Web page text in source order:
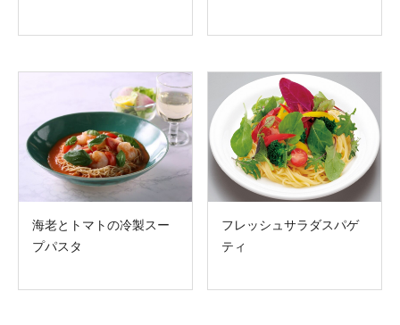
海老とトマトの冷製スー
プパスタ
フレッシュサラダスパゲ
ティ